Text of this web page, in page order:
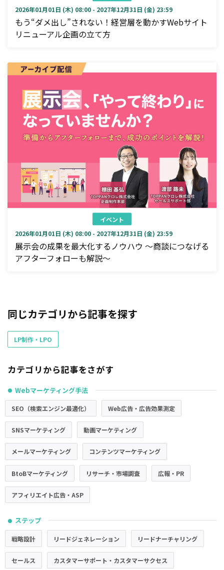
2026年01月01日 (木) 08:00 - 2027年12月31日 (金) 23:59
もう“ダメ出し”されない！経営層を動かすWebサイト
リニューアル企画の立て方
イベント
2026年01月01日 (木) 08:00 - 2027年12月31日 (金) 23:59
展示会の成果を最大化するノウハウ ～商談につなげる
アフターフォローも解説～
同じカテゴリから記事を探す
LP制作・LPO
カテゴリから記事をさがす
● Webマーケティング手法
SEO（検索エンジン最適化） Web広告・広告効果測定
SNSマーケティング 動画マーケティング
メールマーケティング コンテンツマーケティング
BtoBマーケティング リサーチ・市場調査 広報・PR
アフィリエイト広告・ASP
● ステップ
戦略設計 リードジェネレーション リードナーチャリング
セールス カスタマーサポート・カスタマーサクセス